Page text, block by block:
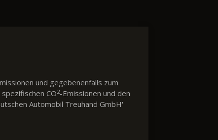
und gegebenenfalls zum
CO2-Emissionen und den
Automobil Treuhand GmbH'